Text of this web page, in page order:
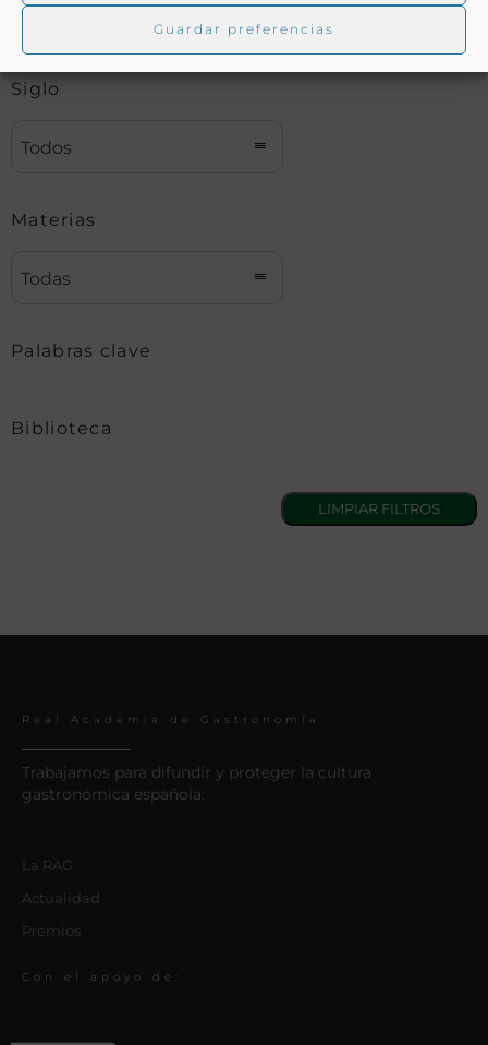
Guardar preferencias
Autor
Siglo
Todos
Materias
Todas
Palabras clave
Biblioteca
Real Academia de Gastronomía
Trabajamos para difundir y proteger la cultura
gastronómica española.
La RAG
Actualidad
Premios
Con el apoyo de: